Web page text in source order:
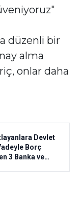
düzenli bir
alma
onlar daha
Devlet
Borç
3 Banka ve